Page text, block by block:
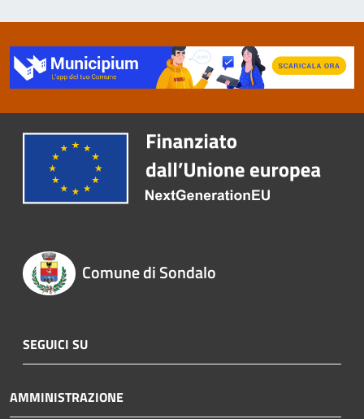
Comune di Sondalo
SEGUICI SU
AMMINISTRAZIONE